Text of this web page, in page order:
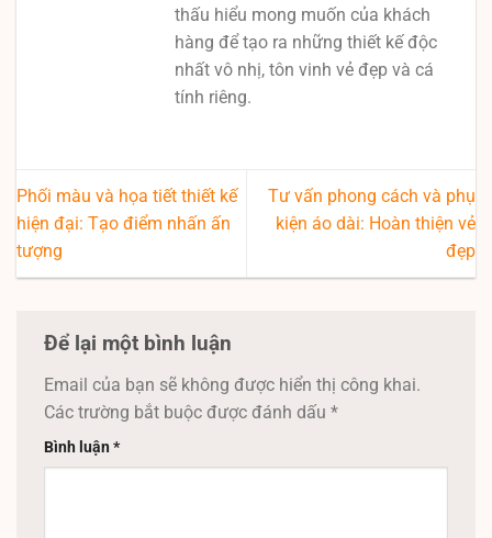
thấu hiểu mong muốn của khách
hàng để tạo ra những thiết kế độc
nhất vô nhị, tôn vinh vẻ đẹp và cá
tính riêng.
Phối màu và họa tiết thiết kế
hiện đại: Tạo điểm nhấn ấn
tượng
Tư vấn phong cách và phụ
kiện áo dài: Hoàn thiện vẻ
đẹp
Để lại một bình luận
Email của bạn sẽ không được hiển thị công khai.
Các trường bắt buộc được đánh dấu *
Bình luận*